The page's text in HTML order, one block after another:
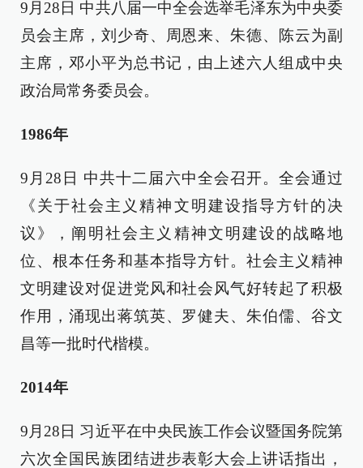
9月28日 中共八届一中全会选举毛泽东为中央委
员会主席，刘少奇、周恩来、朱德、陈云为副
主席，邓小平为总书记，由上述六人组成中央
政治局常务委员会。
1986年
9月28日 中共十二届六中全会召开。全会通过
《关于社会主义精神文明建设指导方针的决
议》，阐明社会主义精神文明建设的战略地
位、根本任务和基本指导方针。社会主义精神
文明建设对促进党风和社会风气好转起了积极
作用，涌现出蒋筑英、罗健夫、朱伯儒、谷文
昌等一批时代楷模。
2014年
9月28日 习近平在中央民族工作会议暨国务院第
六次全国民族团结进步表彰大会上讲话指出，